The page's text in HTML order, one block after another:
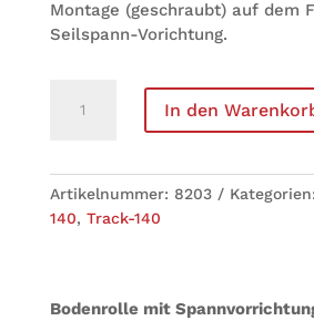
Mon­tage (geschraubt) auf dem
Seilspann-Vorichtung.
(mit
Schraub­
In den
Arti­kel­num­mer: 8203 Kate­go­rien:
140, Track-140
Boden­rolle mit